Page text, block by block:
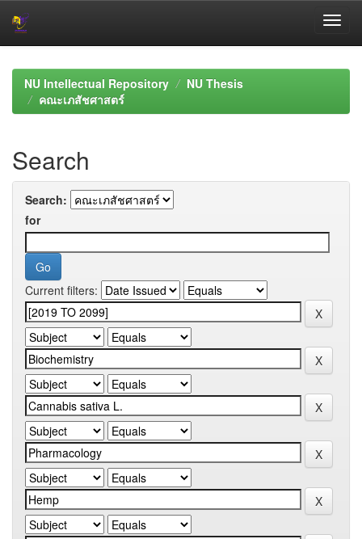
navigationNU Intellectual Repository
NU Thesis
คณะเภสัชศาสตร์
Search
Search:
for
Current filters: